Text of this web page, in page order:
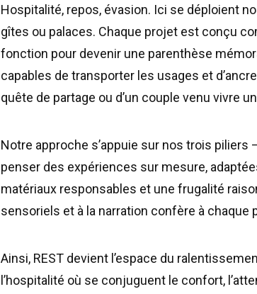
Hospitalité, repos, évasion. Ici se déploient
gîtes ou palaces. Chaque projet est conçu
fonction pour devenir une parenthèse
capables de transporter les usages et
quête de partage ou d’un couple venu vivre
Notre approche s’appuie sur nos trois piliers
penser des expériences sur mesure,
matériaux responsables et une frugalité
sensoriels et à la narration confère à chaque
‌Ainsi, REST devient l’espace du
l’hospitalité où se conjuguent le confort,